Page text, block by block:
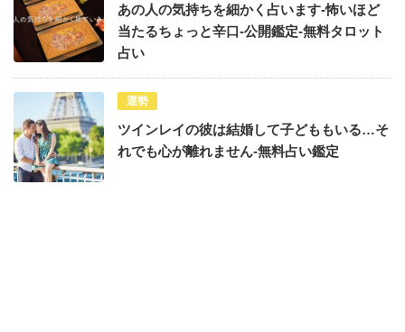
あの人の気持ちを細かく占います-怖いほど
当たるちょっと辛口-公開鑑定-無料タロット
占い
運勢
ツインレイの彼は結婚して子どももいる…そ
れでも心が離れません-無料占い鑑定